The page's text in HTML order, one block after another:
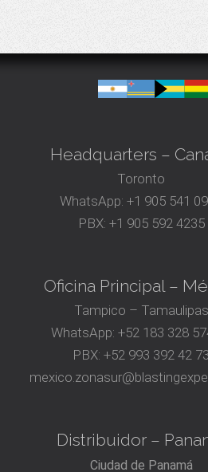
Headquarters –
Toronto
WhatsApp: +1 905 541
PBX: +1 905 592 4235
Oficina Principal –
Tampico – Tamaulipas
WhatsApp:+52 183 328
PBX:+52 993 392 42 73
Distribuidor –
Ciudad de Panamá